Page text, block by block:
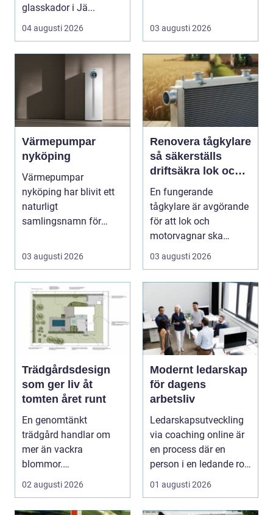
glasskador i Jä...
04 augusti 2026 03 augusti 2026
Värmepumpar
nyköping
Värmepumpar
nyköping har blivit ett
naturligt
samlingsnamn för
kombinera lägre ene...
03 augusti 2026
Renovera tågkylare
så säkerställs
driftsäkra lok och
tågsystem
En fungerande
tågkylare är avgörande
för att lok och
motorvagnar ska
kunna leverera pålitlig
03 augusti 2026
Trädgårdsdesign
som ger liv åt
tomten året runt
En genomtänkt
trädgård handlar om
mer än vackra
blommor.
trädgårdsdesign
och ...
02 augusti 2026
Modernt ledarskap
för dagens
arbetsliv
Ledarskapsutveckling
via coaching online är
en process där en
person i en ledande roll
f&a...
01 augusti 2026